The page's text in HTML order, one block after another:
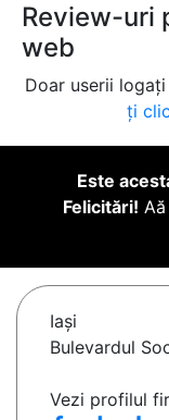
Review-uri
web
Doar userii
ți
Este
Felicitări!
Iaşi
Bulevardul
Vezi profilul